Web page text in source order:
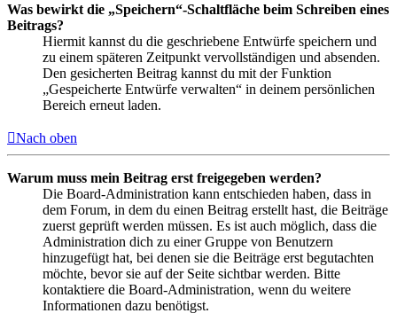
Was bewirkt die „Speichern“-Schaltfläche beim Schreiben eines
Beitrags?
Hiermit kannst du die geschriebene Entwürfe speichern und
zu einem späteren Zeitpunkt vervollständigen und absenden.
Den gesicherten Beitrag kannst du mit der Funktion
„Gespeicherte Entwürfe verwalten“ in deinem persönlichen
Bereich erneut laden.
Nach oben
Warum muss mein Beitrag erst freigegeben werden?
Die Board-Administration kann entschieden haben, dass in
dem Forum, in dem du einen Beitrag erstellt hast, die Beiträge
zuerst geprüft werden müssen. Es ist auch möglich, dass die
Administration dich zu einer Gruppe von Benutzern
hinzugefügt hat, bei denen sie die Beiträge erst begutachten
möchte, bevor sie auf der Seite sichtbar werden. Bitte
kontaktiere die Board-Administration, wenn du weitere
Informationen dazu benötigst.